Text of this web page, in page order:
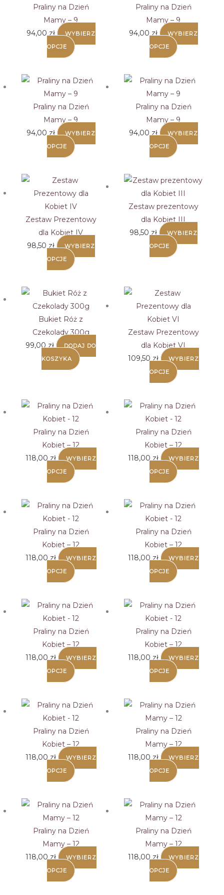
Praliny na Dzień
Mamy – 9
94,00 zł
WYBIERZ
OPCJE
Praliny na Dzień
Mamy – 9
94,00 zł
WYBIERZ
OPCJE
Praliny na Dzień
Mamy – 9
94,00 zł
WYBIERZ
OPCJE
Praliny na Dzień
Mamy – 9
94,00 zł
WYBIERZ
OPCJE
Zestaw Prezentowy
dla Kobiet IV
98,50 zł
WYBIERZ
OPCJE
Zestaw prezentowy
dla Kobiet III
98,50 zł
WYBIERZ
OPCJE
Bukiet Róż z
Czekolady 300g
99,00 zł
DODAJ DO
KOSZYKA
Zestaw Prezentowy
dla Kobiet VI
109,50 zł
WYBIERZ
OPCJE
Praliny na Dzień
Kobiet – 12
118,00 zł
WYBIERZ
OPCJE
Praliny na Dzień
Kobiet – 12
118,00 zł
WYBIERZ
OPCJE
Praliny na Dzień
Kobiet – 12
118,00 zł
WYBIERZ
OPCJE
Praliny na Dzień
Kobiet – 12
118,00 zł
WYBIERZ
OPCJE
Praliny na Dzień
Kobiet – 12
118,00 zł
WYBIERZ
OPCJE
Praliny na Dzień
Kobiet – 12
118,00 zł
WYBIERZ
OPCJE
Praliny na Dzień
Kobiet – 12
118,00 zł
WYBIERZ
OPCJE
Praliny na Dzień
Mamy – 12
118,00 zł
WYBIERZ
OPCJE
Praliny na Dzień
Mamy – 12
118,00 zł
WYBIERZ
OPCJE
Praliny na Dzień
Mamy – 12
118,00 zł
WYBIERZ
OPCJE